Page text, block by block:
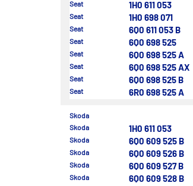
Seat 1H0 611 053
Seat 1H0 698 071
Seat 6Q0 611 053 B
Seat 6Q0 698 525
Seat 6Q0 698 525 A
Seat 6Q0 698 525 AX
Seat 6Q0 698 525 B
Seat 6R0 698 525 A
Skoda
Skoda
1H0 611 053
Skoda 6Q0 609 525 B
Skoda 6Q0 609 526 B
Skoda 6Q0 609 527 B
Skoda 6Q0 609 528 B